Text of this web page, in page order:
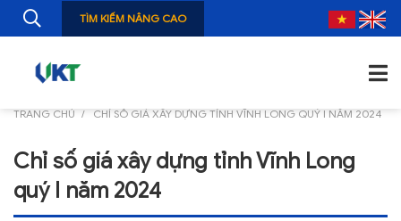
GIỚI THIỆU
TIN TỨC
TÌM KIẾM NÂNG CAO
TRANG CHỦ CHỈ SỐ GIÁ XÂY DỰNG TỈNH VĨNH LONG QUÝ I NĂM 2024
Chỉ số giá xây dựng tỉnh Vĩnh Long
quý I năm 2024